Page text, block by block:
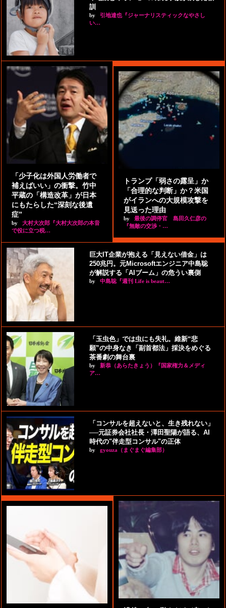
訓
by
引地達也『ジャーナリスティックなやさし
い…
「少子化は外国人労働者で
補えばいい」の衝撃。竹中
平蔵の「構造改革」が日本
にもたらした“深刻な後遺
症”
by
大村大次郎『大村大次郎の本音
で役に立つ税…
トランプ「弱さの露呈」か
「合理的な判断」か？米国
がイランへの大規模攻撃を
見送った理由
by
最後の調停官 島田久仁彦の
『無敵の交渉・…
巨大IT企業が抱える「見えない借金」は
250兆円。元Microsoftエンジニア中島聡
が解説する「AIブーム」の危うい裏側
by 中島聡『週刊 Life is beaut…
「玉虫色」では虫にも失礼。維新“悲
願”の中身なき「副首都法」採決をめぐる
茶番劇の舞台裏
by
新恭（あらたきょう）『国家権力＆メディ
ア…
「コンサルを超えないと、生き残れない」
──元証券会社社長・澤田聖陽が語る、AI
時代の"伴走型コンサル"の正体
by gyouza（まぐまぐ編集部）